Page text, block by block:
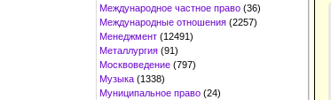
Международное частное право (36)
Международные отношения (2257)
Менеджмент (12491)
Металлургия (91)
Москвоведение (797)
Музыка (1338)
Муниципальное право (24)